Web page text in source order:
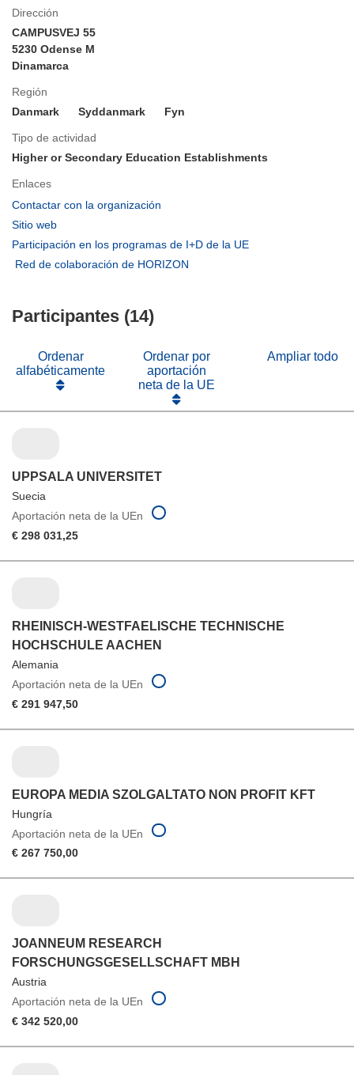
Dirección
CAMPUSVEJ 55
5230 Odense M
Dinamarca
Región
Danmark
Syddanmark Fyn
Tipo de actividad
Higher or Secondary Education Establishments
Enlaces
Contactar con la organización
en
nueva
Sitio web
abrirá
en
ventana)
Participación en los programas de I+D de la UE
Red de colaboración de HORIZON
Participantes (14)
Ordenar
alfabéticamente
Ordenar por
aportación
neta de la UE
Ampliar todo
UPPSALA UNIVERSITET
Suecia
Aportación neta de la UEn
€ 298 031,25
RHEINISCH-WESTFAELISCHE TECHNISCHE
HOCHSCHULE AACHEN
Alemania
Aportación neta de la UEn
€ 291 947,50
EUROPA MEDIA SZOLGALTATO NON PROFIT KFT
Hungría
Aportación neta de la UEn
€ 267 750,00
JOANNEUM RESEARCH
FORSCHUNGSGESELLSCHAFT MBH
Austria
Aportación neta de la UEn
€ 342 520,00